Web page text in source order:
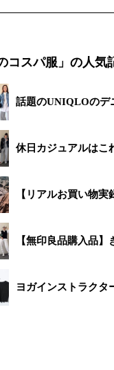
コスパ服」の人気
話題のUNIQLOのデ
休日カジュアルはこ
【リアルお買い物実
【無印良品購入品
ヨガインストラクタ